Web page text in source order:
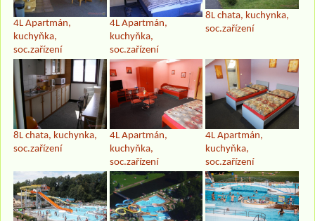
4L Apartmán,
kuchyňka,
soc.zařízení
4L Apartmán,
kuchyňka,
soc.zařízení
8L chata, kuchynka,
soc.zařízení
8L chata, kuchynka,
soc.zařízení
4L Apartmán,
kuchyňka,
soc.zařízení
4L Apartmán,
kuchyňka,
soc.zařízení